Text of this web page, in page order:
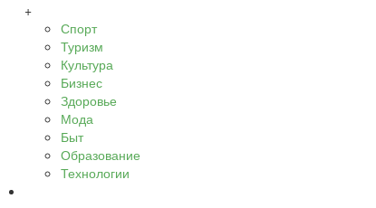
+
Спорт
Туризм
Культура
Бизнес
Здоровье
Мода
Быт
Образование
Технологии